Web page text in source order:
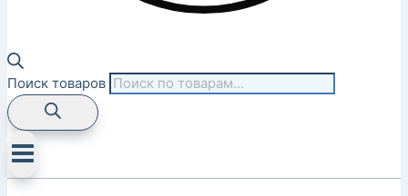
Поиск товаров